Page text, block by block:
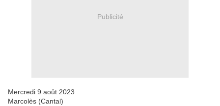
Publicité
Mercredi 9 août 2023
Marcolès (Cantal)